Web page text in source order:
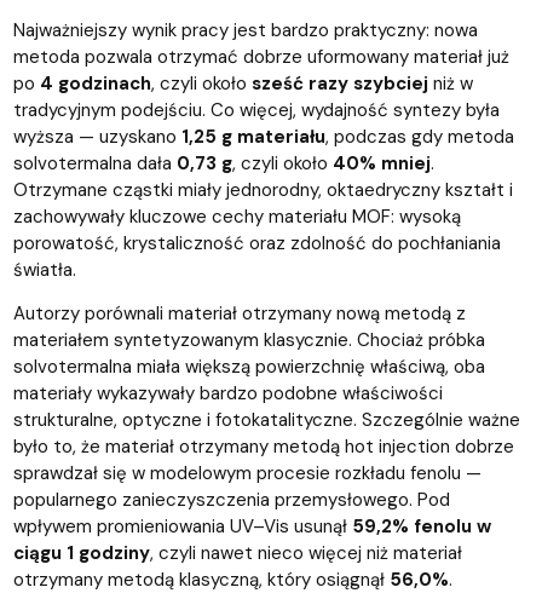
Najważniejszy wynik pracy jest bardzo praktyczny: nowa
metoda pozwala otrzymać dobrze uformowany materiał już
po 4 godzinach, czyli około sześć razy szybciej niż w
tradycyjnym podejściu. Co więcej, wydajność syntezy była
wyższa — uzyskano 1,25 g materiału, podczas gdy metoda
solvotermalna dała 0,73 g, czyli około 40% mniej.
Otrzymane cząstki miały jednorodny, oktaedryczny kształt i
zachowywały kluczowe cechy materiału MOF: wysoką
porowatość, krystaliczność oraz zdolność do pochłaniania
światła.
Autorzy porównali materiał otrzymany nową metodą z
materiałem syntetyzowanym klasycznie. Chociaż próbka
solvotermalna miała większą powierzchnię właściwą, oba
materiały wykazywały bardzo podobne właściwości
strukturalne, optyczne i fotokatalityczne. Szczególnie ważne
było to, że materiał otrzymany metodą hot injection dobrze
sprawdzał się w modelowym procesie rozkładu fenolu —
popularnego zanieczyszczenia przemysłowego. Pod
wpływem promieniowania UV–Vis usunął 59,2% fenolu w
ciągu 1 godziny, czyli nawet nieco więcej niż materiał
otrzymany metodą klasyczną, który osiągnął 56,0%.